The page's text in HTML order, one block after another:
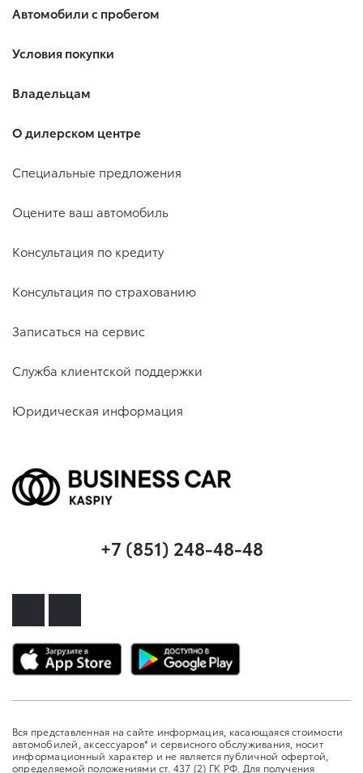
Автомобили с пробегом
Условия покупки
Владельцам
О дилерском центре
Специальные предложения
Оцените ваш автомобиль
Консультация по кредиту
Консультация по страхованию
Записаться на сервис
Служба клиентской поддержки
Юридическая информация
+7 (851) 248-48-48
Вся представленная на сайте информация, касающаяся стоимости
автомобилей, аксессуаров* и сервисного обслуживания, носит
информационный характер и не является публичной офертой,
определяемой положениями ст. 437 (2) ГК РФ. Для получения